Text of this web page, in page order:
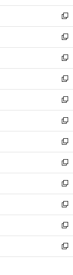
開
く
ウ
で
開
く
ン
ド
ウ
で
開
く
ウ
ィ
ン
ド
ウ
で
開
く
新
し
い
ウ
ィ
ン
ド
ウ
で
開
く
新
し
い
ウ
ィ
ン
ド
ウ
で
開
く
新
し
い
ウ
ィ
ン
ド
ウ
で
開
く
新
し
い
ウ
ィ
ン
ド
ウ
で
開
く
新
し
い
ウ
ィ
ン
ド
ウ
で
開
く
新
し
い
ウ
ィ
ン
ド
ウ
で
開
く
新
し
い
ウ
ィ
ン
ド
ウ
で
開
く
新
し
い
ウ
ィ
ン
ド
ウ
で
開
新
し
い
ウ
ィ
ン
ド
ウ
新
し
い
ウ
ィ
ン
新
し
い
ウ
新
し